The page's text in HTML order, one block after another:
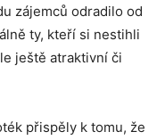
zájemců odradilo od
ty, kteří si nestihli
ještě atraktivní či
přispěly k tomu, že